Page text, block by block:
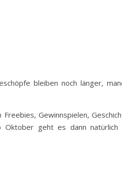
bleiben noch länger,
Gewinnspielen,
Oktober geht es dann natürlich